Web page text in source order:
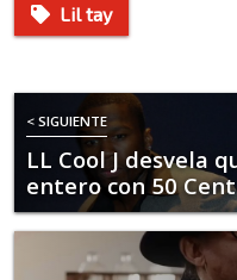
Lil tay
< SIGUIENTE
LL Cool J desvela
entero con 50 Cent